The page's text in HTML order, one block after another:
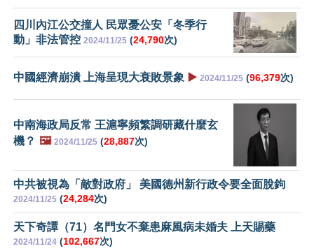
四川內江公交撞人 民眾憂公安「冬季行
動」非法管控 2024/11/25 (24,790次)
中國經濟崩潰 上海呈現大衰敗景象 ▶️ 2024/11/25 (96,379次)
中南海政局反常 王滬寧頻繁調研藏什麼玄
機？ 🖼️ 2024/11/25 (28,887次)
中共被視為「敵對政府」 美國德州新行政令要全面脫鉤
2024/11/25 (24,284次)
天下奇譚（71）名門女不棄患麻風病未婚夫 上天賜藥
2024/11/24 (102,667次)